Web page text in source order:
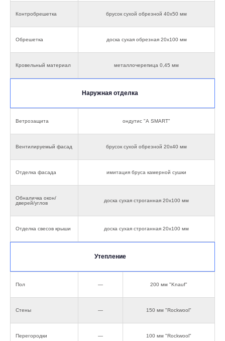
Контробрешетка брусок сухой обрезной 40х50 мм
Обрешетка доска сухая обрезная 20х100 мм
Кровельный материал металлочерепица 0,45 мм
Наружная отделка
Ветрозащита ондутис "А SMART"
Вентилируемый фасад брусок сухой обрезной 20х40 мм
Отделка фасада имитация бруса камерной сушки
Обналичка окон/
дверей/углов
доска сухая строганная 20х100 мм
Отделка свесов крыши доска сухая строганная 20х100 мм
Утепление
Пол — 200 мм "Knauf"
Стены — 150 мм "Rockwool"
Перегородки — 100 мм "Rockwool"